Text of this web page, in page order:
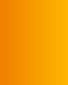
có thể thao